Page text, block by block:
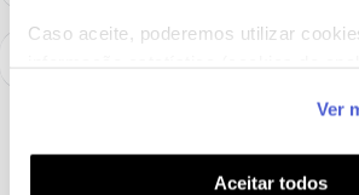
Caso aceite, poderemos utilizar
funcionalidades (cookies de
funcionalidade) e adaptar anúncios
(cookies de publicidade
Ver
Aceitar todos